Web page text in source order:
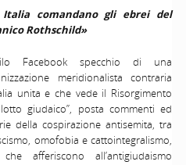
comandano gli ebrei del
Rothschild»
Facebook specchio di una
meridionalista contraria
unita e che vede il Risorgimento
giudaico”, posta commenti ed
della cospirazione antisemita, tra
omofobia e cattointegralismo,
afferiscono all’antigiudaismo